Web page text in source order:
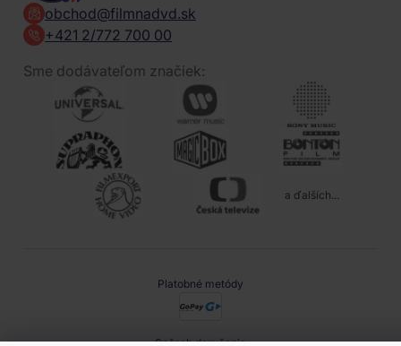
obchod@filmnadvd.sk
+421 2/772 700 00
Sme dodávateľom značiek:
a ďalších...
Platobné metódy
Spôsob doručenia